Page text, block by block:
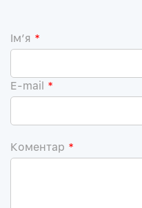
Iм’я *
E-mail *
Коментар *